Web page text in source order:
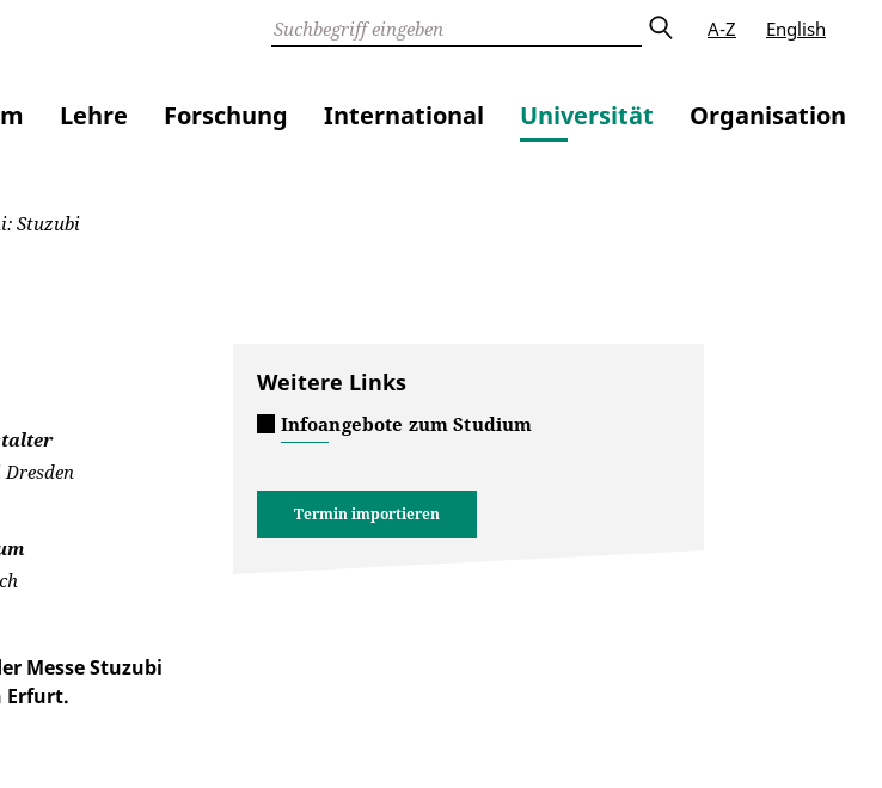
A-Z English
Lehre Forschung International Universität Organisation
Stuzubi
Messe Stuzubi
Erfurt.
Weitere Links
Infoangebote zum Studium
Termin importieren